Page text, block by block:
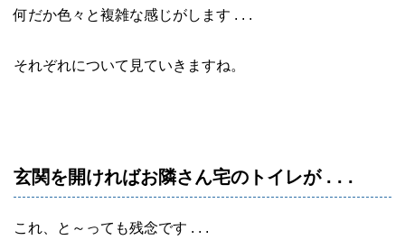
何だか色々と複雑な感じがします . . .
それぞれについて見ていきますね。
玄関を開ければお隣さん宅のトイレが . . .
これ、と～っても残念です . . .